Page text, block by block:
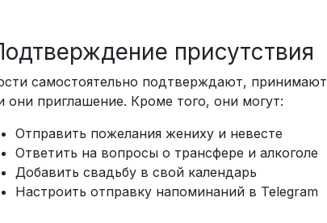
присутствия
самостоятельно подтверждают, принимают
они приглашение. Кроме того, они могут:
Отправить пожелания жениху и невесте
Ответить на вопросы о трансфере и алкоголе
Добавить свадьбу в свой календарь
Настроить отправку напоминаний в Telegram